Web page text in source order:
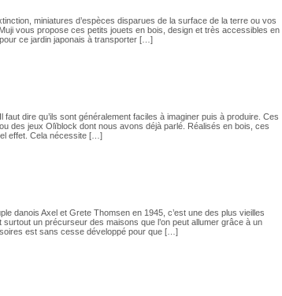
miniatures d’espèces disparues de la surface de la terre ou vos
vous propose ces petits jouets en bois, design et très accessibles en
ce jardin japonais à transporter […]
dire qu’ils sont généralement faciles à imaginer puis à produire. Ces
des jeux Olïblock dont nous avons déjà parlé. Réalisés en bois, ces
effet. Cela nécessite […]
danois Axel et Grete Thomsen en 1945, c’est une des plus vieilles
un précurseur des maisons que l’on peut allumer grâce à un
est sans cesse développé pour que […]